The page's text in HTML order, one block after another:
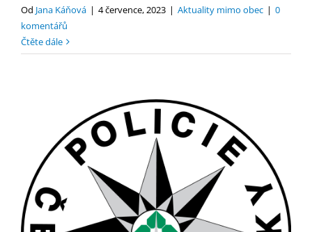
Od Jana Káňová | 4 července, 2023 | Aktuality mimo obec | 0
komentářů
Čtěte dále